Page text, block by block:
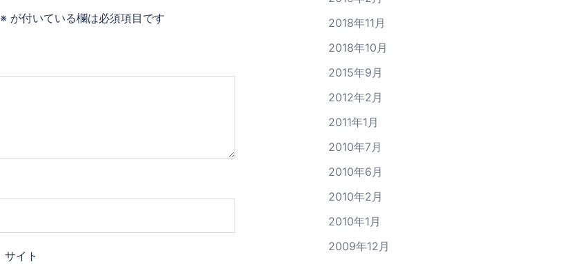
※ が付いている欄は必須項目です
サイト
2018年11月
2018年10月
2015年9月
2012年2月
2011年1月
2010年7月
2010年6月
2010年2月
2010年1月
2009年12月